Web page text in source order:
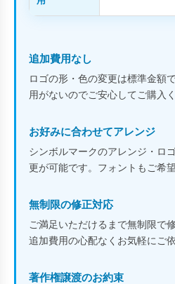
追加費用なし
ロゴの形・色の変更は標準金額
用がないのでご安心してご購入く
お好みに合わせてアレンジ
シンボルマークのアレンジ・ロ
更が可能です。フォントもご希
無制限の修正対応
ご満足いただけるまで無制限で
追加費用の心配なくお気軽にご
著作権譲渡のお約束